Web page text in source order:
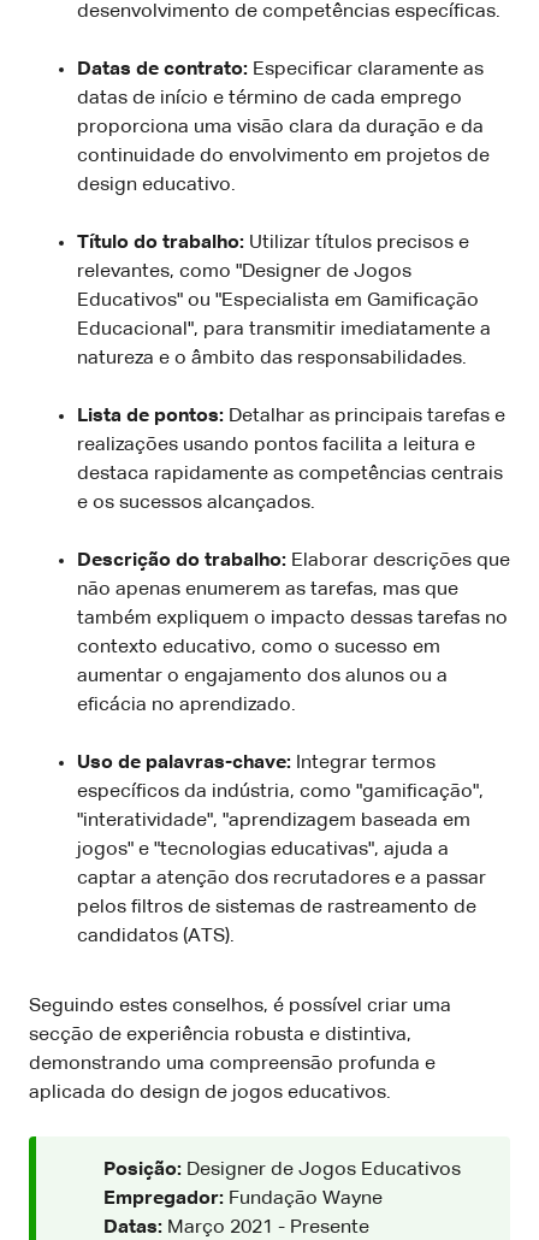
desenvolvimento de competências específicas.
Datas de contrato: Especificar claramente as
datas de início e término de cada emprego
proporciona uma visão clara da duração e da
continuidade do envolvimento em projetos de
design educativo.
Título do trabalho: Utilizar títulos precisos e
relevantes, como "Designer de Jogos
Educativos" ou "Especialista em Gamificação
Educacional", para transmitir imediatamente a
natureza e o âmbito das responsabilidades.
Lista de pontos: Detalhar as principais tarefas e
realizações usando pontos facilita a leitura e
destaca rapidamente as competências centrais
e os sucessos alcançados.
Descrição do trabalho: Elaborar descrições que
não apenas enumerem as tarefas, mas que
também expliquem o impacto dessas tarefas no
contexto educativo, como o sucesso em
aumentar o engajamento dos alunos ou a
eficácia no aprendizado.
Uso de palavras-chave: Integrar termos
específicos da indústria, como "gamificação",
"interatividade", "aprendizagem baseada em
jogos" e "tecnologias educativas", ajuda a
captar a atenção dos recrutadores e a passar
pelos filtros de sistemas de rastreamento de
candidatos (ATS).
Seguindo estes conselhos, é possível criar uma
secção de experiência robusta e distintiva,
demonstrando uma compreensão profunda e
aplicada do design de jogos educativos.
Posição: Designer de Jogos Educativos
Empregador: Fundação Wayne
Datas: Março 2021 - Presente